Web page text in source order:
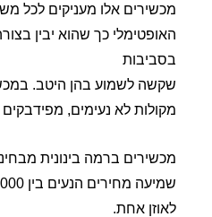
מכשירים אלו מעניקים לכל
האופטימלי כך שהוא יבין
בסביבות
שקשה לשמוע בהן היטב.
מקולות לא נעימים,
מכשירים ברמה בינונית
לאוזן אחת.